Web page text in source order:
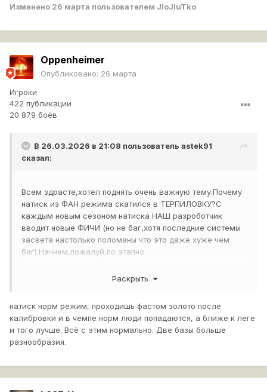
затрудняет поиск противников.
пониженное пробитие, повышенное ХП и
уменьшенную критуемость.
Ключевые позиции, такие как дымы и мины,
стали менее полезными из-за поломанной
системы засвета.
Натиск стал менее привлекательным для
игроков всех уровней, особенно для топ
Танки за натиск в магазине не оправдывают
свою стоимость и уступают прокачиваемым
аналогам.
Изменено 26 марта пользователем JloJluTko
Oppenheimer
Опубликовано: 26 марта
Игроки
422 публикации
20 879 боёв
В 26.03.2026 в 21:08 пользователь astek91
сказал:
Всем здрасте,хотел поднять очень важную тему.Почему
натиск из ФАН режима скатился в ТЕРПИЛОВКУ?С
каждым новым сезоном натиска НАШ разроботчик
вводит новые ФИЧИ (но не баг,хотя последние системы
засвета настолько поломаны что это даже хуже чем
баг).Начнем,пожалуй,по этапно.
натиска,режим боя был Встречным,что само по себе
"общей" базе и там начинался БТР.Позже,осебенно
последнии сезоны,из за введения Атаки-Обороны,бои
стали менее динамичные и зависимые от параметра
ВЕЗЕНИЕ (повезло что команда поехала на одно
эволюцию игроков которые поняли одну вещь "Зачем
кудато ехать,они сами приедут",особенно это касается
Раскрыть
натиск норм режим, проходишь фастом золото после
калибровки и в чемпе норм люди попадаются, а ближе к леге
и того лучше. Всё с этим нормально. Две базы больше
разнообразия.